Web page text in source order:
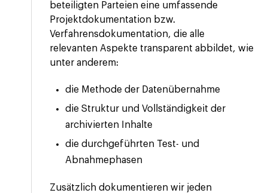
beteiligten Parteien eine umfassende
Projektdokumentation bzw.
Verfahrensdokumentation, die alle
relevanten Aspekte transparent abbildet, wie
unter anderem:
die Methode der Datenübernahme
die Struktur und Vollständigkeit der
archivierten Inhalte
die durchgeführten Test- und
Abnahmephasen
Zusätzlich dokumentieren wir jeden